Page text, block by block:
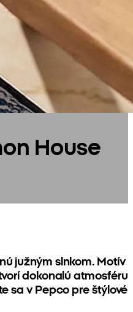
House
južným slnkom. Motív
dokonalú atmosféru
sa v Pepco pre štýlové